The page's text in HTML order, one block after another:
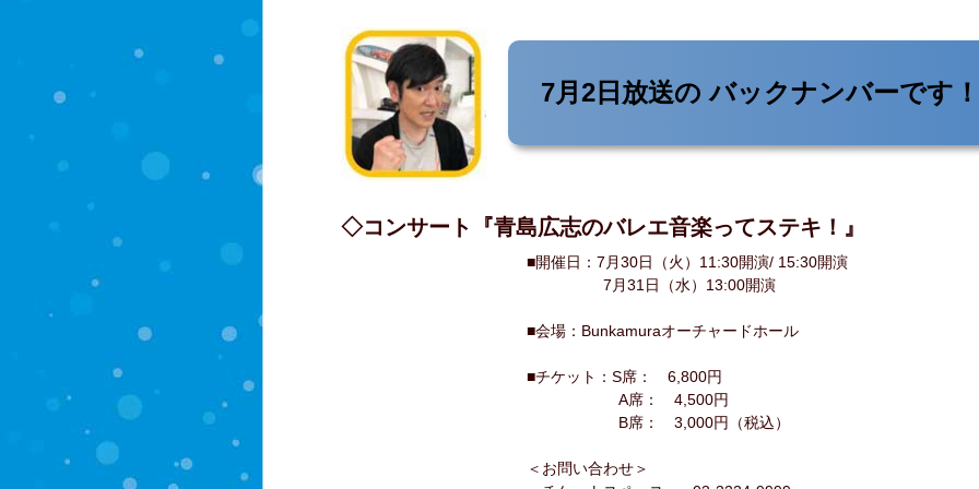
7月2日放送の バックナンバーです
◇コンサート『青島広志のバレエ音楽ってステキ！』
■開催日：7月30日（火）11:30開演/ 15:30開演
7月31日（水）13:00開演
■会場：Bunkamuraオーチャードホール
■チケット：S席： 6,800円
A席： 4,500円
B席： 3,000円（税込）
＜お問い合わせ＞